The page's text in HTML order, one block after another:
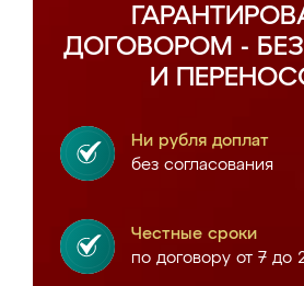
ДОГОВОРОМ -
И
Ни рубля доплат
без согласования
Честные сроки
по договору от 7 до